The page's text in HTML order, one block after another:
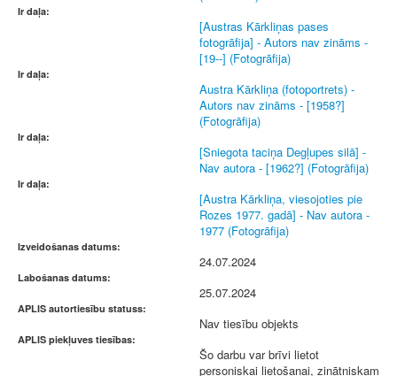
Ir daļa:
[Austras Kārkliņas pases
fotogrāfija] - Autors nav zināms -
[19--] (Fotogrāfija)
Ir daļa:
Austra Kārkliņa (fotoportrets) -
Autors nav zināms - [1958?]
(Fotogrāfija)
Ir daļa:
[Sniegota taciņa Degļupes silā] -
Nav autora - [1962?] (Fotogrāfija)
Ir daļa:
[Austra Kārkliņa, viesojoties pie
Rozes 1977. gadā] - Nav autora -
1977 (Fotogrāfija)
Izveidošanas datums:
24.07.2024
Labošanas datums:
25.07.2024
APLIS autortiesību statuss:
Nav tiesību objekts
APLIS piekļuves tiesības:
Šo darbu var brīvi lietot
personiskai lietošanai, zinātniskam